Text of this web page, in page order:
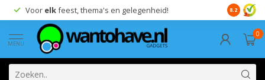
Voor elkfeest, thema's en gelegenheid! 8.2
MENU
0